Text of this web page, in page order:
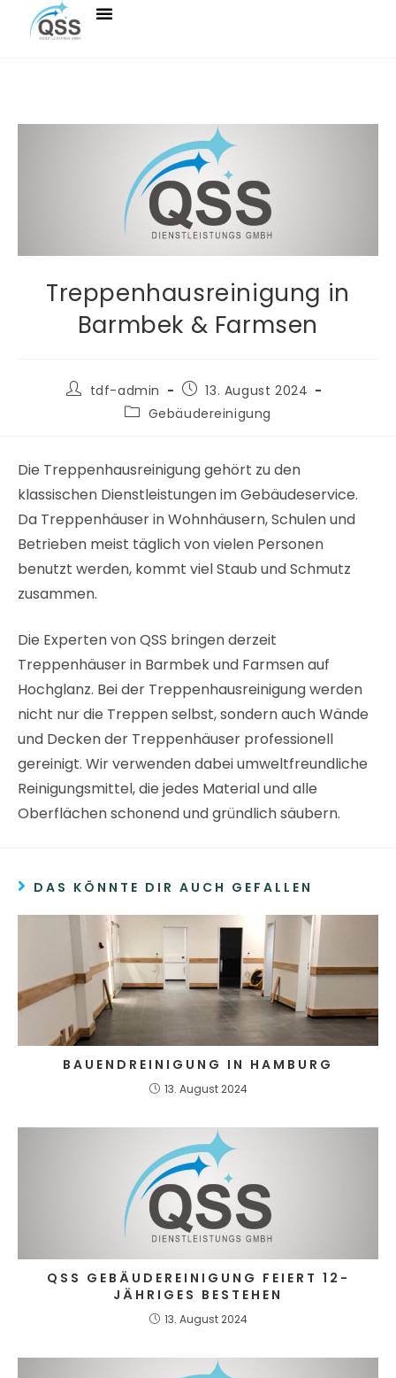
Treppenhausreinigung in
Barmbek & Farmsen
tdf-admin
13. August 2024
Gebäudereinigung
Die Treppenhausreinigung gehört zu den
klassischen Dienstleistungen im Gebäudeservice.
Da Treppenhäuser in Wohnhäusern, Schulen und
Betrieben meist täglich von vielen Personen
benutzt werden, kommt viel Staub und Schmutz
zusammen.
Die Experten von QSS bringen derzeit
Treppenhäuser in Barmbek und Farmsen auf
Hochglanz. Bei der Treppenhausreinigung werden
nicht nur die Treppen selbst, sondern auch Wände
und Decken der Treppenhäuser professionell
gereinigt. Wir verwenden dabei umweltfreundliche
Reinigungsmittel, die jedes Material und alle
Oberflächen schonend und gründlich säubern.
DAS KÖNNTE DIR AUCH GEFALLEN
BAUENDREINIGUNG IN HAMBURG
13. August 2024
QSS GEBÄUDEREINIGUNG FEIERT 12-
JÄHRIGES BESTEHEN
13. August 2024